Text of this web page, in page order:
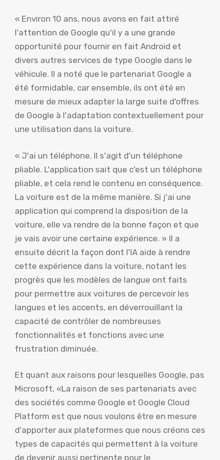
« Environ 10 ans, nous avons en fait attiré
l'attention de Google qu'il y a une grande
opportunité pour fournir en fait Android et
divers autres services de type Google dans le
véhicule. Il a noté que le partenariat Google a
été formidable, car ensemble, ils ont été en
mesure de mieux adapter la large suite d'offres
de Google à l'adaptation contextuellement pour
une utilisation dans la voiture.
« J'ai un téléphone. Il s'agit d'un téléphone
pliable. L'application sait que c'est un téléphone
pliable, et cela rend le contenu en conséquence.
La voiture est de la même manière. Si j'ai une
application qui comprend la disposition de la
voiture, elle va rendre de la bonne façon et que
je vais avoir une certaine expérience. » Il a
ensuite décrit la façon dont l'IA aide à rendre
cette expérience dans la voiture, notant les
progrès que les modèles de langue ont faits
pour permettre aux voitures de percevoir les
langues et les accents, en déverrouillant la
capacité de contrôler de nombreuses
fonctionnalités et fonctions avec une
frustration diminuée.
Et quant aux raisons pour lesquelles Google, pas
Microsoft, «La raison de ses partenariats avec
des sociétés comme Google et Google Cloud
Platform est que nous voulons être en mesure
d'apporter aux plateformes que nous créons ces
types de capacités qui permettent à la voiture
de devenir aussi pertinente pour le